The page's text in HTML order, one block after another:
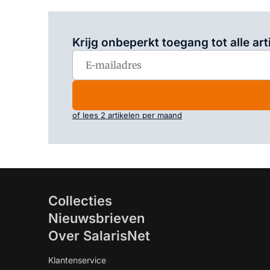
Krijg onbeperkt toegang tot alle
of lees 2 artikelen per maand
Collecties
Nieuwsbrieven
Over SalarisNet
Klantenservice